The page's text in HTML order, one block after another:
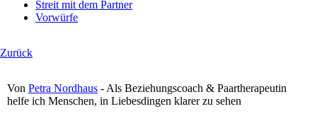
Streit mit dem Partner
Vorwürfe
Zurück
Von Petra Nordhaus - Als Beziehungscoach & Paartherapeutin
helfe ich Menschen, in Liebesdingen klarer zu sehen